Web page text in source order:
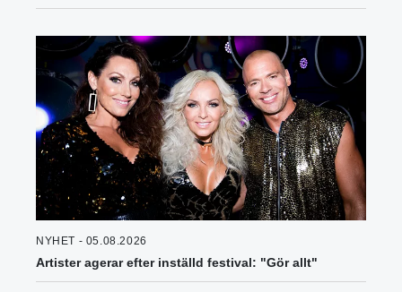
NYHET - 05.08.2026
Artister agerar efter inställd festival: "Gör allt"